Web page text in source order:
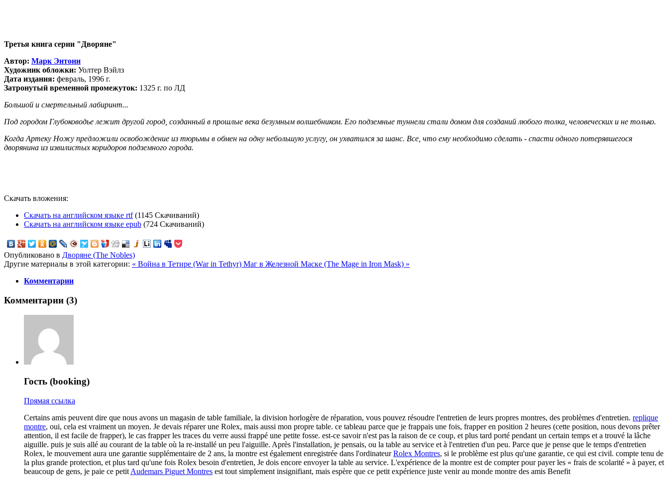
Третья книга серии "Дворяне"
Автор: Марк Энтони
Художник обложки: Уолтер Вэйлз
Дата издания: февраль, 1996 г.
Затронутый временной промежуток: 1325 г. по ЛД
Большой и смертельный лабиринт...
Под городом Глубоководье лежит другой город, созданный в прошлые века безумным волшебником. Его подземные туннели стали домом для созданий любого толка, человеческих и не только.
Когда Артеку Ножу предложили освобождение из тюрьмы в обмен на одну небольшую услугу, он ухватился за шанс. Все, что ему необходимо сделать - спасти одного потерявшегося
дворянина из извилистых коридоров подземного города.
Скачать вложения:
Скачать на английском языке rtf (1145 Скачиваний)
Скачать на английском языке epub (724 Скачиваний)
Опубликовано в Дворяне (The Nobles)
Другие материалы в этой категории: « Война в Тетире (War in Tethyr) Маг в Железной Маске (The Mage in Iron Mask) »
Комментарии
Комментарии (3)
Гость (booking)
Прямая ссылка
Certains amis peuvent dire que nous avons un magasin de table familiale, la division horlogère de réparation, vous pouvez résoudre l'entretien de leurs propres montres, des problèmes d'entretien. replique
montre, oui, cela est vraiment un moyen. Je devais réparer une Rolex, mais aussi mon propre table. ce tableau parce que je frappais une fois, frapper en position 2 heures (cette position, nous devons prêter
attention, il est facile de frapper), le cas frapper les traces du verre aussi frappé une petite fosse. est-ce savoir n'est pas la raison de ce coup, et plus tard porté pendant un certain temps et a trouvé la lâche
aiguille. puis je suis allé au courant de la table où la re-installé un peu l'aiguille. Après l'installation, je pensais, ou la table au service et à l'entretien d'un peu. Parce que je pense que le temps d'entretien
Rolex, le mouvement aura une garantie supplémentaire de 2 ans, la montre est également enregistrée dans l'ordinateurRolex Montres, si le problème est plus qu'une garantie, ce qui est civil. compte tenu de
la plus grande protection, et plus tard qu'une fois Rolex besoin d'entretien, Je dois encore envoyer la table au service. L'expérience de la montre est de compter pour payer les « frais de scolarité » à payer, et
beaucoup de gens, je paie ce petit Audemars Piguet Montres est tout simplement insignifiant, mais espère que ce petit expérience juste venir au monde montre des amis Benefit